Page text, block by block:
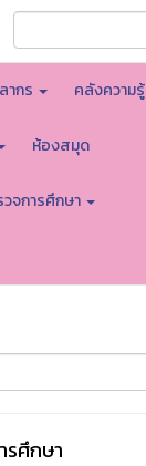
ากร คลังความรู้
ห้องสมุด
จการศึกษา
รศึกษา